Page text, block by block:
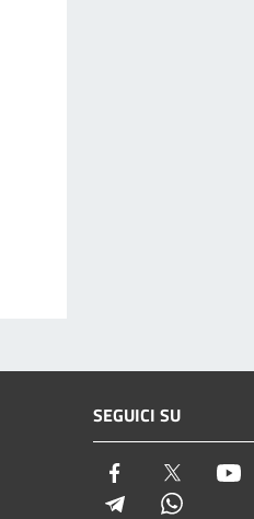
SEGUICI SU
Facebook Twitter
Telegram